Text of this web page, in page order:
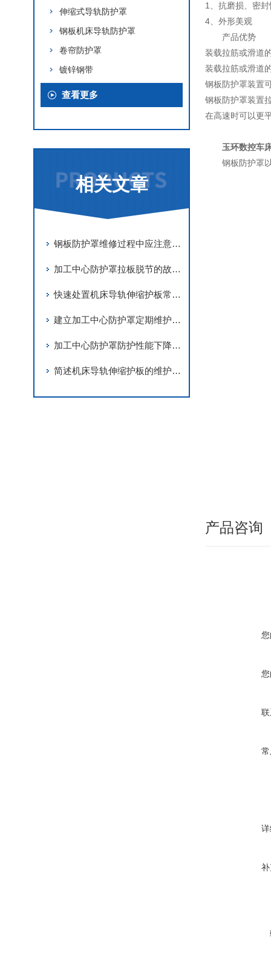
伸缩式导轨防护罩
钢板机床导轨防护罩
卷帘防护罩
镀锌钢带
查看更多
相关文章
钢板防护罩维修过程中应注意事项分享
加工中心防护罩拉板脱节的故障解决措施
快速处置机床导轨伸缩护板常见故障是保障机床稳定运行的关键
建立加工中心防护罩定期维护机制是保障内部洁净的核心举措
加工中心防护罩防护性能下降问题的深度排查
简述机床导轨伸缩护板的维护保养要点
1、抗磨损、密
4、外形美观
产品优势
装载拉筋或滑道
装载拉筋或滑道
钢板防护罩装置
钢板防护罩装置
在高速时可以更
玉环数控车
钢板防护罩
产品咨询